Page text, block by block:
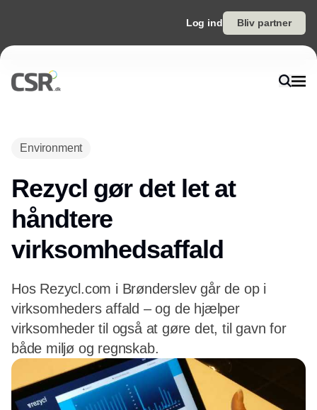
Log ind Bliv partner
Environment
Rezycl gør det let at
håndtere
virksomhedsaffald
Hos Rezycl.com i Brønderslev går de op i
virksomheders affald – og de hjælper
virksomheder til også at gøre det, til gavn for
både miljø og regnskab.